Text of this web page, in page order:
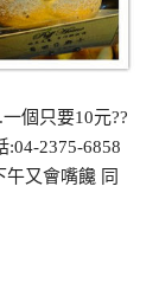
個只要10元??
:04-2375-6858
又會嘴饞 同